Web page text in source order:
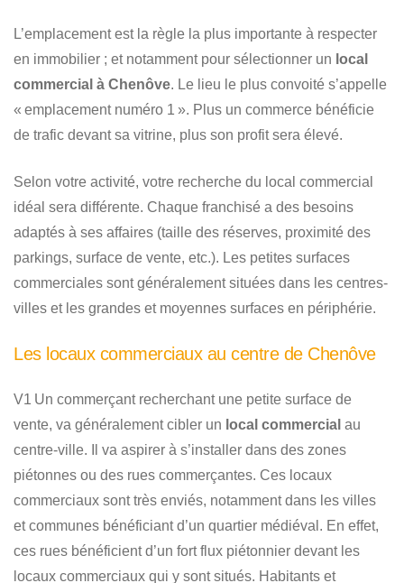
L’emplacement est la règle la plus importante à respecter
en immobilier ; et notamment pour sélectionner un local
commercial à Chenôve. Le lieu le plus convoité s’appelle
« emplacement numéro 1 ». Plus un commerce bénéficie
de trafic devant sa vitrine, plus son profit sera élevé.
Selon votre activité, votre recherche du local commercial
idéal sera différente. Chaque franchisé a des besoins
adaptés à ses affaires (taille des réserves, proximité des
parkings, surface de vente, etc.). Les petites surfaces
commerciales sont généralement situées dans les centres-
villes et les grandes et moyennes surfaces en périphérie.
Les locaux commerciaux au centre de Chenôve
V1 Un commerçant recherchant une petite surface de
vente, va généralement cibler un local commercial au
centre-ville. Il va aspirer à s’installer dans des zones
piétonnes ou des rues commerçantes. Ces locaux
commerciaux sont très enviés, notamment dans les villes
et communes bénéficiant d’un quartier médiéval. En effet,
ces rues bénéficient d’un fort flux piétonnier devant les
locaux commerciaux qui y sont situés. Habitants et